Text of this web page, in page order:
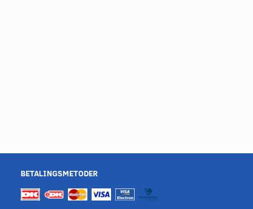
BETALINGSMETODER